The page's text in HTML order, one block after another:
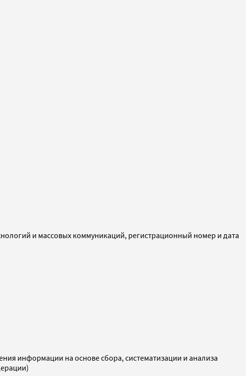
и массовых коммуникаций, регистрационный номер и дата
информации на основе сбора, систематизации и анализа